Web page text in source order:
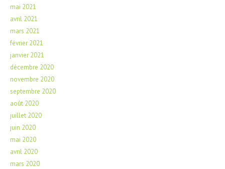
mai 2021
avril 2021
mars 2021
février 2021
janvier 2021
décembre 2020
novembre 2020
septembre 2020
août 2020
juillet 2020
juin 2020
mai 2020
avril 2020
mars 2020